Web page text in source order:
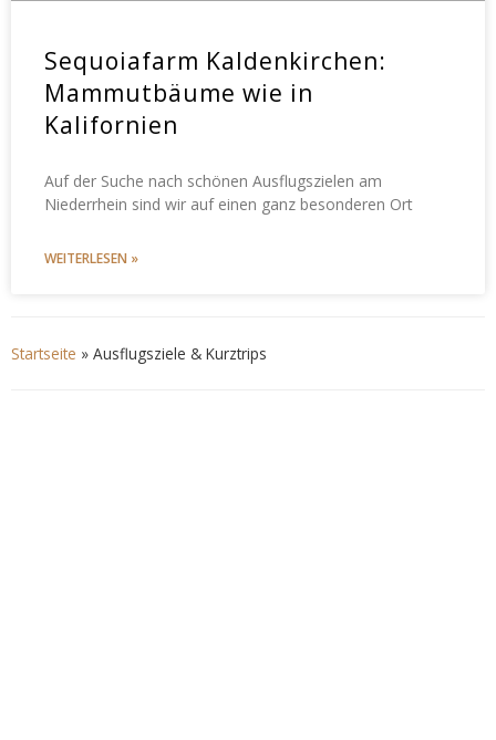
Sequoiafarm Kaldenkirchen:
Mammutbäume wie in
Kalifornien
Auf der Suche nach schönen Ausflugszielen am
Niederrhein sind wir auf einen ganz besonderen Ort
WEITERLESEN »
Startseite » Ausflugsziele & Kurztrips